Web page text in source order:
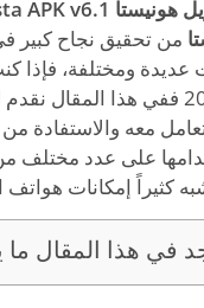
من تحقيق نجاح كبير
عديدة ومختلفة، فإذا
تحميل هونيستا 2023 ففي هذا
معه والاستفادة
على عدد مختلف
كثيراً إمكانات هواتف
في هذا المقال ما